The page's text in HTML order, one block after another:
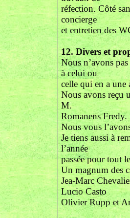
réfection. Côté
concierge
et entretien des
12.Divers et
Nous n’avons
à celui ou
celle qui en a une
Nous avons reçu
M.
Romanens Fredy.
Nous vous
Je tiens aussi à
l’année
passée pour tout
Un magnum des
Jea-Marc
Lucio Casto
Olivier Rupp et